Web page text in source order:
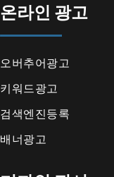
온라인 광고
오버추어광고
키워드광고
검색엔진등록
배너광고